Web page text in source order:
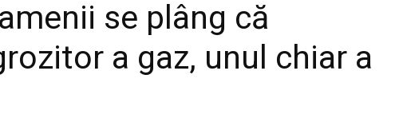
se plâng că
a gaz, unul chiar a